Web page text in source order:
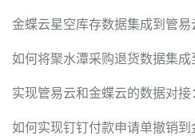
金蝶云星空库存数据集成到管易
如何将聚水潭采购退货数据集
实现管易云和金蝶云的数据对
如何实现钉钉付款申请单撤销